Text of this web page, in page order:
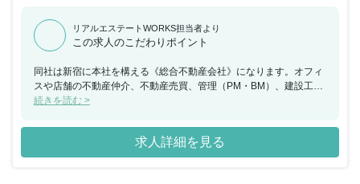
リアルエステートWORKS担当者より
この求人のこだわりポイント
同社は新宿に本社を構える《総合不動産会社》になります。オフィ
スや店舗の不動産仲介、不動産売買、管理（PM・BM）、建設工事
事業を展開しており、創業から16期連続黒字を実現している急成長
年以上の歴史を誇り、グループ会社とのネットワークが活かしなが
ら紹介での取引も増加しており、売上も右肩上がりで成長を続けて
います。第二創業期を迎える同社は《新宿No.1》を目指して事業拡
続きを読む >
求人詳細を見る